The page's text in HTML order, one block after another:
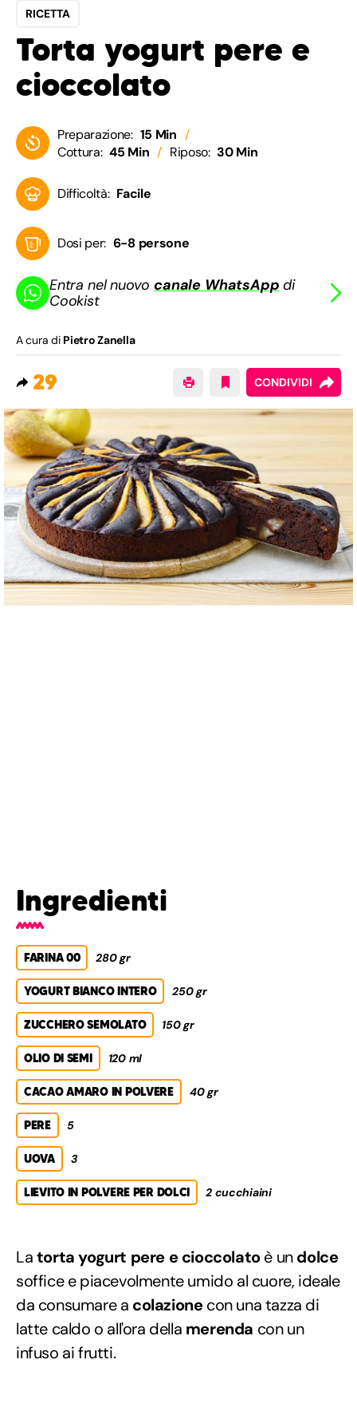
RICETTA
Torta yogurt pere e
cioccolato
Preparazione: 15 Min
Cottura: 45 Min Riposo: 30 Min
Difficoltà: Facile
Dosi per: 6-8 persone
Entra nel nuovocanale WhatsApp di
Cookist
A cura di Pietro Zanella
29 CONDIVIDI
Ingredienti
FARINA 00 280 gr
YOGURT BIANCO INTERO 250 gr
ZUCCHERO SEMOLATO 150 gr
OLIO DI SEMI 120 ml
CACAO AMARO IN POLVERE 40 gr
PERE 5
UOVA 3
LIEVITO IN POLVERE PER DOLCI 2 cucchiaini
Latorta yogurt pere e cioccolatoè undolce
soffice e piacevolmente umido al cuore, ideale
da consumare a colazionecon una tazza di
latte caldo o all'ora della merenda con un
infuso ai frutti.